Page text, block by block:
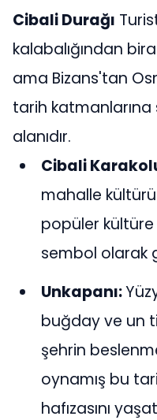
Cibali Durağı
kalabalığından
ama Bizans'tan
tarih katmanlarına
alanıdır.
Cibali
mahalle
popüler kültüre
sembol olarak
Unkapanı:
buğday ve un
şehrin
oynamış bu
hafızasını